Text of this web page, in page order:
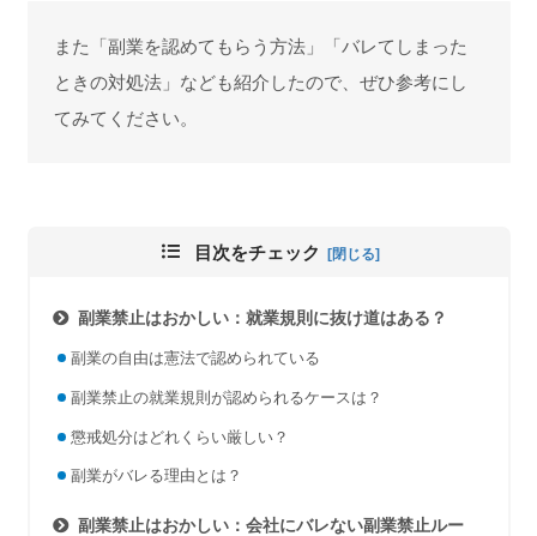
また「副業を認めてもらう方法」「バレてしまった
ときの対処法」なども紹介したので、ぜひ参考にし
てみてください。
目次をチェック
副業禁止はおかしい：就業規則に抜け道はある？
副業の自由は憲法で認められている
副業禁止の就業規則が認められるケースは？
懲戒処分はどれくらい厳しい？
副業がバレる理由とは？
副業禁止はおかしい：会社にバレない副業禁止ルー